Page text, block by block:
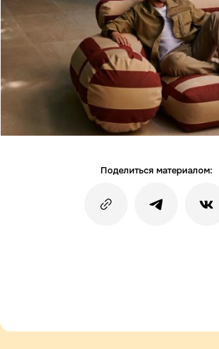
Поделиться материалом: